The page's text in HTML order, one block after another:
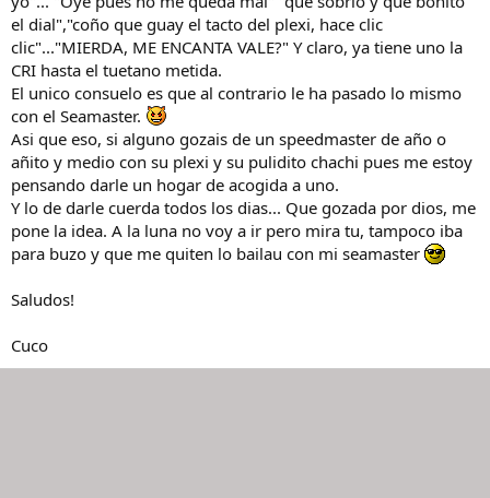
el dial","coño que guay el tacto del plexi, hace clic
clic"..."MIERDA, ME ENCANTA VALE?" Y claro, ya tiene uno la
CRI hasta el tuetano metida.
El unico consuelo es que al contrario le ha pasado lo mismo
con el Seamaster.
Asi que eso, si alguno gozais de un speedmaster de año o
añito y medio con su plexi y su pulidito chachi pues me estoy
pensando darle un hogar de acogida a uno.
Y lo de darle cuerda todos los dias... Que gozada por dios, me
pone la idea. A la luna no voy a ir pero mira tu, tampoco iba
para buzo y que me quiten lo bailau con mi seamaster
Saludos!
Cuco